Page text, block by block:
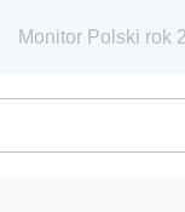
Monitor Polski rok